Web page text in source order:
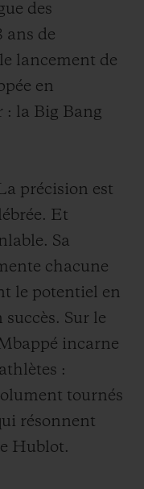
des
ans de
lancement de
en
: la Big Bang
précision est
Et
Sa
chacune
le potentiel en
Sur le
incarne
:
tournés
résonnent
Hublot.